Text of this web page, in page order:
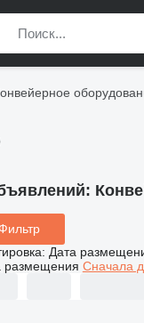
: Дата
размещения Сначала